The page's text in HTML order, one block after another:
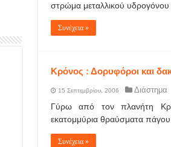
στρώμα μεταλλικού
Συνέχεια »
Κρόνος : Δορυφόροι και
15 Σεπτεμβρίου, 2006 Διάστημα
Γύρω από τον πλανήτη
εκατομμύρια θραύσματα
Συνέχεια »